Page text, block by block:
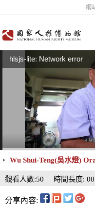
網
hlsjs-lite: Network error
Wu Shui-Teng(吳水燈)
時間長度:
觀看人數:50
分享內容: